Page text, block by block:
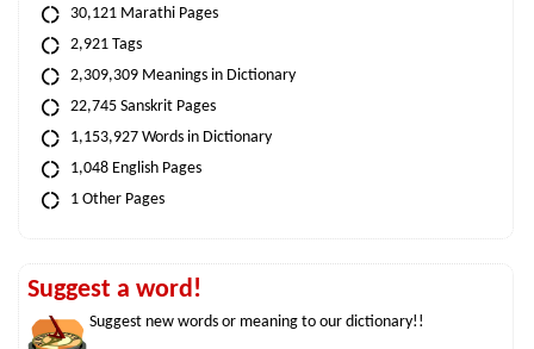
30,121 Marathi Pages
2,921 Tags
2,309,309 Meanings in Dictionary
22,745 Sanskrit Pages
1,153,927 Words in Dictionary
1,048 English Pages
1 Other Pages
Suggest a word!
Suggest new words or meaning to our dictionary!!